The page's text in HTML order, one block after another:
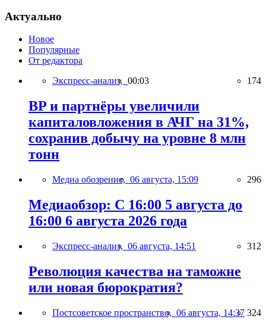
Актуально
Новое
Популярные
От редактора
Экспресс-анализ, 00:03 174
BP и партнёры увеличили
капиталовложения в АЧГ на 31%,
сохранив добычу на уровне 8 млн
тонн
Медиа обозрение, 06 августа, 15:09 296
Медиаобзор: С 16:00 5 августа до
16:00 6 августа 2026 года
Экспресс-анализ, 06 августа, 14:51 312
Революция качества на таможне
или новая бюрократия?
Постсоветское пространство, 06 августа, 14:37 324